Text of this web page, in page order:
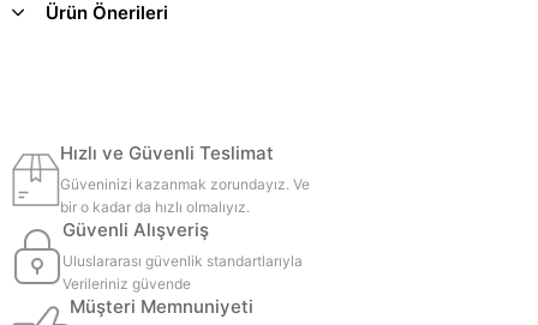
Ürün Önerileri
Hızlı ve Güvenli Teslimat
Güveninizi kazanmak zorundayız. Ve
bir o kadar da hızlı olmalıyız.
Güvenli Alışveriş
Uluslararası güvenlik standartlarıyla
Verileriniz güvende
Müşteri Memnuniyeti